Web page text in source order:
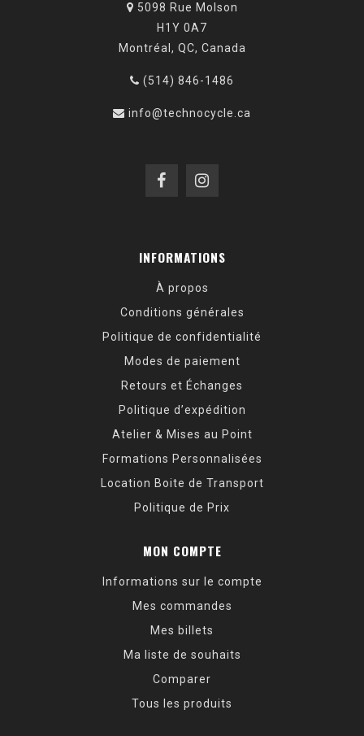
5098 Rue Molson
H1Y 0A7
Montréal, QC, Canada
(514) 846-1486
info@technocycle.ca
INFORMATIONS
À propos
Conditions générales
Politique de confidentialité
Modes de paiement
Retours et Échanges
Politique d’expédition
Atelier & Mises au Point
Formations Personnalisées
Location Boite de Transport
Politique de Prix
MON COMPTE
Informations sur le compte
Mes commandes
Mes billets
Ma liste de souhaits
Comparer
Tous les produits